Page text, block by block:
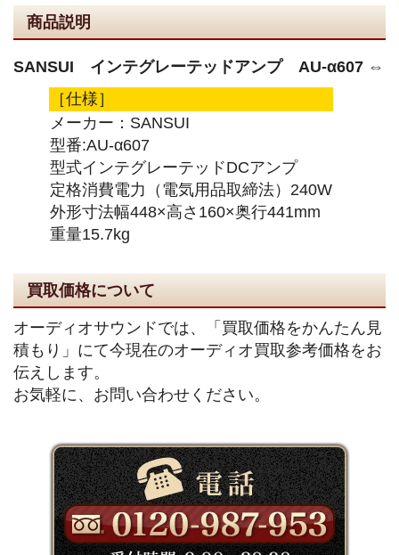
商品説明
SANSUI インテグレーテッドアンプ AU-α607 ⇔
［仕様］
メーカー：SANSUI
型番:AU-α607
型式インテグレーテッドDCアンプ
定格消費電力（電気用品取締法）240W
外形寸法幅448×高さ160×奥行441mm
重量15.7kg
買取価格について
オーディオサウンドでは、「買取価格をかんたん見
積もり」にて今現在のオーディオ買取参考価格をお
伝えします。
お気軽に、お問い合わせください。